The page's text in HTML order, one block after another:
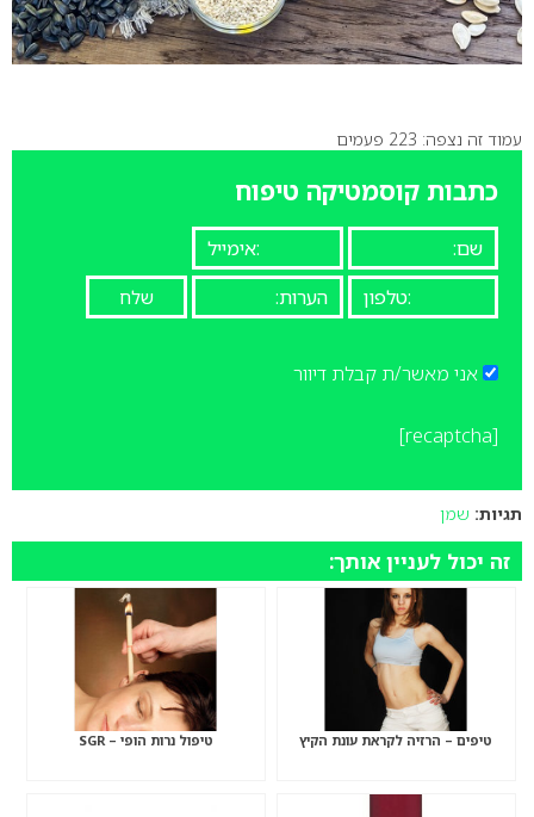
עמוד זה נצפה: 223 פעמים
כתבות קוסמטיקה טיפוח
אני מאשר/ת קבלת דיוור
[recaptcha]
תגיות: שמן
זה יכול לעניין אותך:
טיפים – הרזיה לקראת עונת הקיץ טיפול נרות הופי – SGR